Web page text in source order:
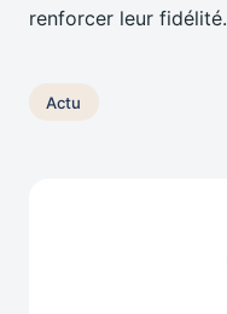
renforcer leur fidélité.
Actu